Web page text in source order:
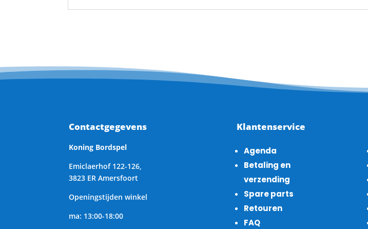
Contactgegevens
Koning Bordspel
Emiclaerhof 122-126,
3823 ER Amersfoort
Openingstijden winkel
ma: 13:00-18:00
Klantenservice
Agenda
Betaling en
verzending
Spare parts
Retouren
FAQ